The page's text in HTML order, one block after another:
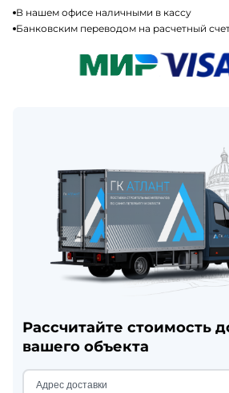
В нашем офисе наличными в кассу
Банковским переводом на расчетный
Рассчитайте стоимость
вашего объекта